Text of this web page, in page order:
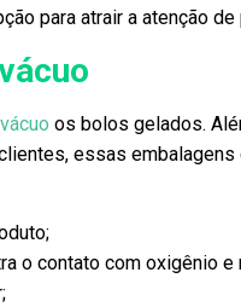
para atrair a atenção
os bolos gelados.
essas
o contato com oxigênio e